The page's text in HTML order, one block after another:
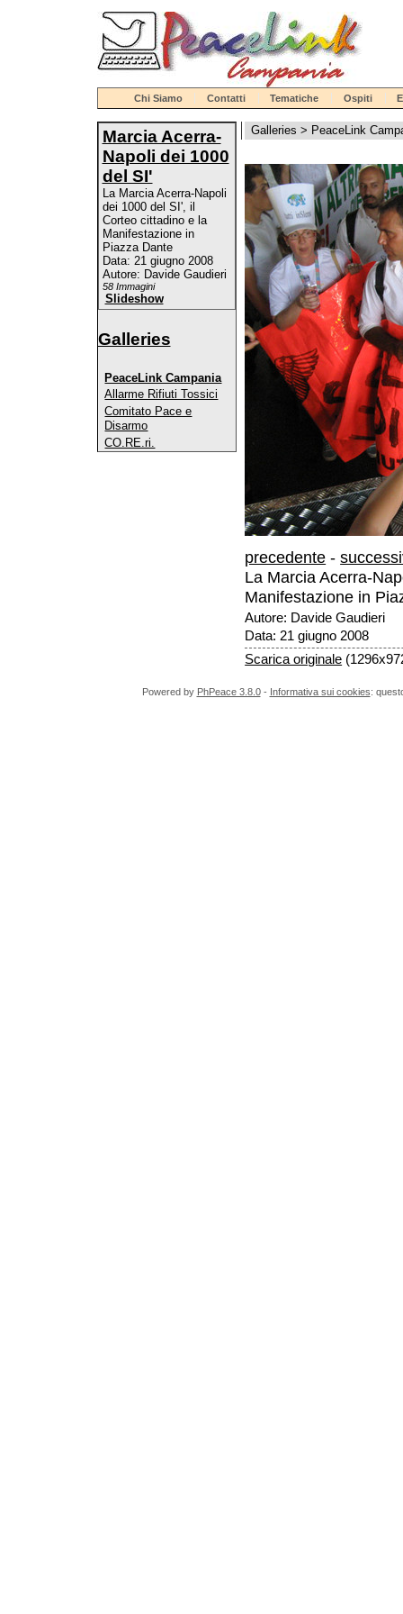
Chi Siamo Contatti Tematiche Ospiti
Marcia Acerra-
Napoli dei 1000
del SI'
La Marcia Acerra-Napoli
dei 1000 del SI', il
Corteo cittadino e la
Manifestazione in
Piazza Dante
Data: 21 giugno 2008
Autore: Davide Gaudieri
58 Immagini
Slideshow
Galleries
PeaceLink Campania
Allarme Rifiuti Tossici
Comitato Pace e
Disarmo
CO.RE.ri.
Galleries > PeaceLink
precedente -
La Marcia Acerra-
Manifestazione in
Autore: Davide Gaudieri
Data: 21 giugno 2008
Scarica originale
Powered by PhPeace 3.8.0- Informativa sui cookies: